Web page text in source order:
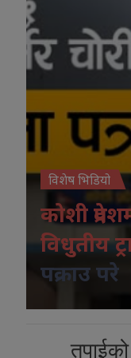
विशेष भिडियो
कोशी
विधुतीय
पक्राउ परे